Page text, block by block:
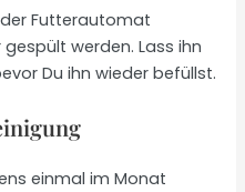
Futterautomat
werden. Lass ihn
Du ihn wieder befüllst.
einmal im Monat